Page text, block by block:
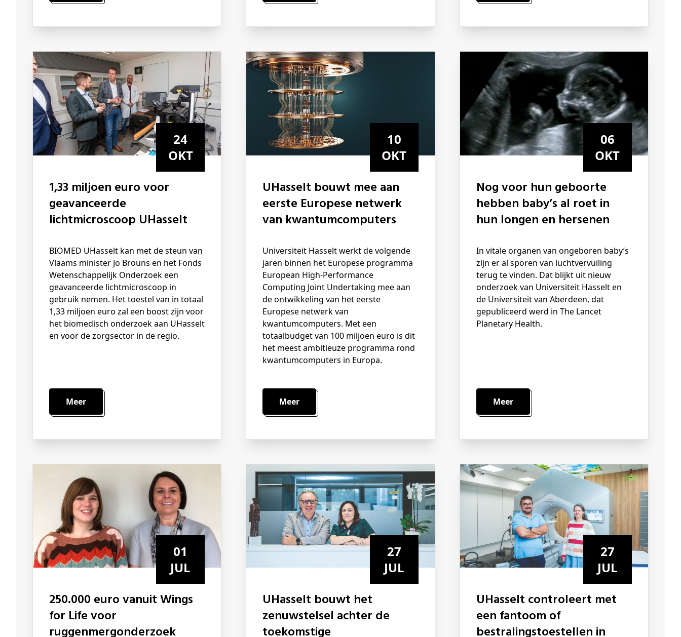
24
OKT
1,33 miljoen euro voor
geavanceerde
lichtmicroscoop UHasselt
BIOMED UHasselt kan met de steun van
Vlaams minister Jo Brouns en het Fonds
Wetenschappelijk Onderzoek een
geavanceerde lichtmicroscoop in
gebruik nemen. Het toestel van in totaal
1,33 miljoen euro zal een boost zijn voor
het biomedisch onderzoek aan UHasselt
en voor de zorgsector in de regio.
Meer
10
OKT
UHasselt bouwt mee aan
eerste Europese netwerk
van kwantumcomputers
Universiteit Hasselt werkt de volgende
jaren binnen het Europese programma
European High-Performance
Computing Joint Undertaking mee aan
de ontwikkeling van het eerste
Europese netwerk van
kwantumcomputers. Met een
totaalbudget van 100 miljoen euro is dit
het meest ambitieuze programma rond
kwantumcomputers in Europa.
Meer
06
OKT
Nog voor hun geboorte
hebben baby’s al roet in
hun longen en hersenen
In vitale organen van ongeboren baby’s
zijn er al sporen van luchtvervuiling
terug te vinden. Dat blijkt uit nieuw
onderzoek van Universiteit Hasselt en
de Universiteit van Aberdeen, dat
gepubliceerd werd in The Lancet
Planetary Health.
Meer
01
JUL
250.000 euro vanuit Wings
for Life voor
ruggenmergonderzoek
27
JUL
UHasselt bouwt het
zenuwstelsel achter de
toekomstige
27
JUL
UHasselt controleert met
een fantoom of
bestralingstoestellen in